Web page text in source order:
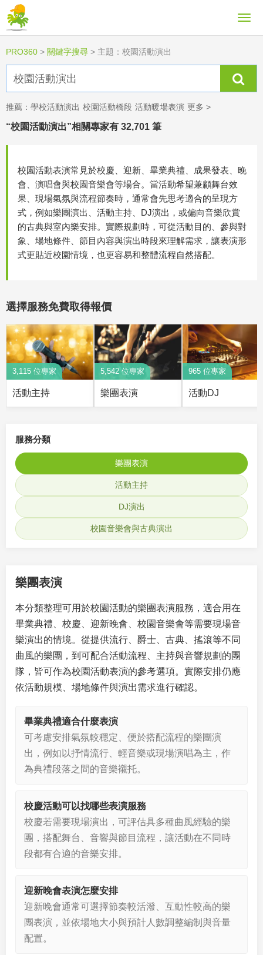
PRO360 > 關鍵字搜尋 > 主題：校園活動演出
推薦： 學校活動演出 校園活動橋段 活動暖場表演 更多 >
“校園活動演出”相關專家有 32,701 筆
校園活動表演常見於校慶、迎新、畢業典禮、成果發表、晚
會、演唱會與校園音樂會等場合。當活動希望兼顧舞台效
果、現場氣氛與流程節奏時，通常會先思考適合的呈現方
式，例如樂團演出、活動主持、DJ演出，或偏向音樂欣賞
的古典與室內樂安排。實際規劃時，可從活動目的、參與對
象、場地條件、節目內容與演出時段來理解需求，讓表演形
式更貼近校園情境，也更容易和整體流程自然搭配。
選擇服務免費取得報價
3,115 位專家
活動主持
5,542 位專家
樂團表演
965 位專家
活動DJ
服務分類
樂團表演
活動主持
DJ演出
校園音樂會與古典演出
樂團表演
本分類整理可用於校園活動的樂團表演服務，適合用在
畢業典禮、校慶、迎新晚會、校園音樂會等需要現場音
樂演出的情境。從提供流行、爵士、古典、搖滾等不同
曲風的樂團，到可配合活動流程、主持與音響規劃的團
隊，皆可作為校園活動表演的參考選項。實際安排仍應
依活動規模、場地條件與演出需求進行確認。
畢業典禮適合什麼表演
可考慮安排氣氛較穩定、便於搭配流程的樂團演
出，例如以抒情流行、輕音樂或現場演唱為主，作
為典禮段落之間的音樂襯托。
校慶活動可以找哪些表演服務
校慶若需要現場演出，可評估具多種曲風經驗的樂
團，搭配舞台、音響與節目流程，讓活動在不同時
段都有合適的音樂安排。
迎新晚會表演怎麼安排
迎新晚會通常可選擇節奏較活潑、互動性較高的樂
團表演，並依場地大小與預計人數調整編制與音量
配置。